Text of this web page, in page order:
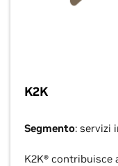
K2K
Segmento: servizi
K2K® contribuisce